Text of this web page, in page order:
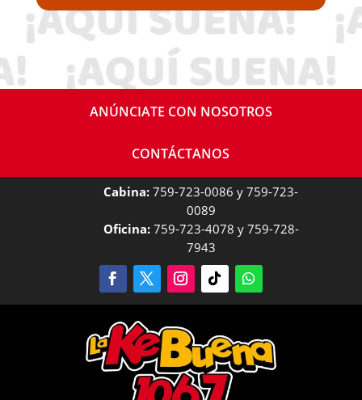
ANÚNCIATE CON NOSOTROS
CONTÁCTANOS
Cabina: 759-723-0086 y 759-723-
0089
Oficina:759-723-4078 y 759-728-
7943